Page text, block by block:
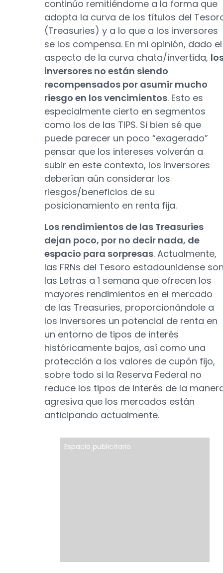
continúo remitiéndome a la forma que
adopta la curva de los títulos del
(Treasuries) y a lo que a los inversores
se los compensa. En mi opinión, dado el
aspecto de la curva chata/invertida,
inversores no están siendo
recompensados por asumir mucho
riesgo en los vencimientos. Esto es
especialmente cierto en segmentos
como los de las TIPS. Si bien sé que
puede parecer un poco “exagerado”
pensar que los intereses volverán a
subir en este contexto, los inversores
deberían aún considerar los
riesgos/beneficios de su
posicionamiento en renta fija.
Los rendimientos de las Treasuries
dejan poco, por no decir nada, de
espacio para sorpresas. Actualmente,
las FRNs del Tesoro estadounidense
las Letras a 1 semana que ofrecen los
mayores rendimientos en el mercado
de las Treasuries, proporcionándole a
los inversores un potencial de renta en
un entorno de tipos de interés
históricamente bajos, así como una
protección a los valores de cupón fijo,
sobre todo si la Reserva Federal no
reduce los tipos de interés de la
agresiva que los mercados están
anticipando actualmente.
Espacio publicitario